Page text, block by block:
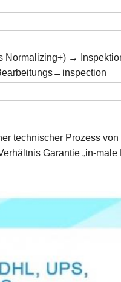
Normalizing+) →
technischer Prozess
Garantie „in-male